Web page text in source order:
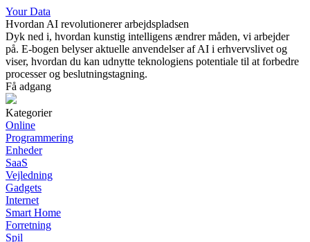
Your Data
Hvordan AI revolutionerer arbejdspladsen
Dyk ned i, hvordan kunstig intelligens ændrer måden, vi arbejder
på. E-bogen belyser aktuelle anvendelser af AI i erhvervslivet og
viser, hvordan du kan udnytte teknologiens potentiale til at forbedre
processer og beslutningstagning.
Få adgang
Kategorier
Online
Programmering
Enheder
SaaS
Vejledning
Gadgets
Internet
Smart Home
Forretning
Spil